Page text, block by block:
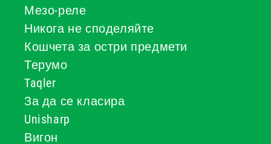
Мезо-реле
Никога не споделяйте
Кошчета за остри предмети
Терумо
Taqler
За да се класира
Unisharp
Вигон